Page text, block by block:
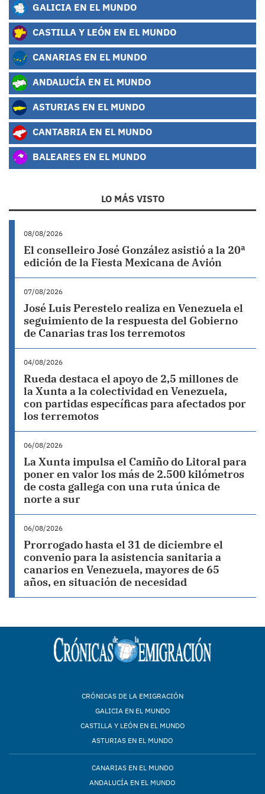
GALICIA EN EL MUNDO
CASTILLA Y LEÓN EN EL MUNDO
CANARIAS EN EL MUNDO
ANDALUCÍA EN EL MUNDO
ASTURIAS EN EL MUNDO
CANTABRIA EN EL MUNDO
BALEARES EN EL MUNDO
LO MÁS VISTO
08/08/2026
El conselleiro José González asistió a la 20ª
edición de la Fiesta Mexicana de Avión
07/08/2026
José Luis Perestelo realiza en Venezuela el
seguimiento de la respuesta del Gobierno
de Canarias tras los terremotos
04/08/2026
Rueda destaca el apoyo de 2,5 millones de
la Xunta a la colectividad en Venezuela,
con partidas específicas para afectados por
los terremotos
06/08/2026
La Xunta impulsa el Camiño do Litoral para
poner en valor los más de 2.500 kilómetros
de costa gallega con una ruta única de
norte a sur
06/08/2026
Prorrogado hasta el 31 de diciembre el
convenio para la asistencia sanitaria a
canarios en Venezuela, mayores de 65
años, en situación de necesidad
CRÓNICAS DE LA EMIGRACIÓN
GALICIA EN EL MUNDO
CASTILLA Y LEÓN EN EL MUNDO
ASTURIAS EN EL MUNDO
CANARIAS EN EL MUNDO
ANDALUCÍA EN EL MUNDO